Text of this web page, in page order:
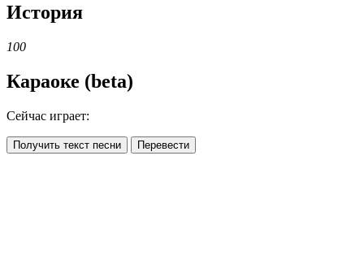
История
100
Караоке (beta)
Сейчас играет:
Получить текст песни Перевести